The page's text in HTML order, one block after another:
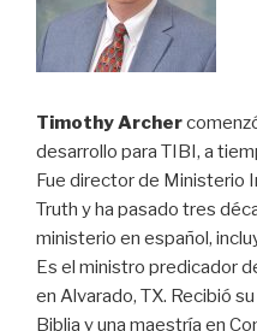
Timothy Archer
desarrollo para TIBI, a
Fue director de Ministerio
Truth y ha pasado tres
ministerio en español,
Es el ministro predicador
en Alvarado, TX. Recibió
Biblia y una maestría en